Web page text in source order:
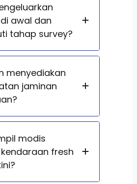
awal dan
tahap survey?
menyediakan
jaminan
modis
fresh